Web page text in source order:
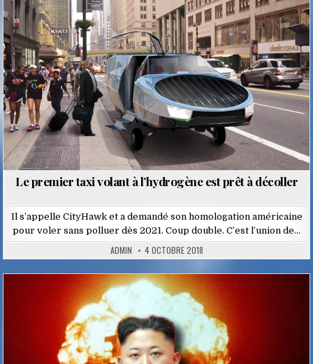
Le premier taxi volant à l’hydrogène est prêt à décoller
Il s’appelle CityHawk et a demandé son homologation américaine
pour voler sans polluer dès 2021. Coup double. C’est l’union de…
ADMIN 4 OCTOBRE 2018
Posted
in